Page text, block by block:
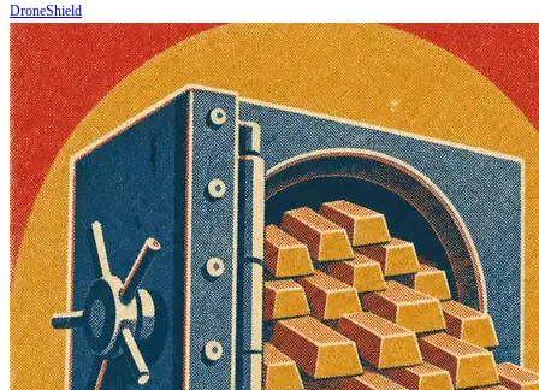
DroneShield